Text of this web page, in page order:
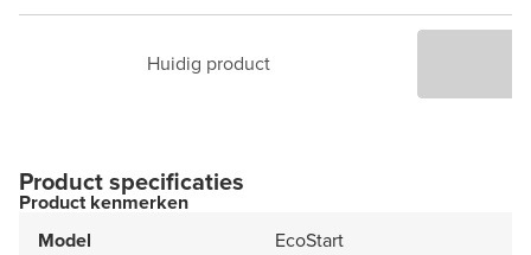
Huidig product
Product specificaties
Product kenmerken
Model
EcoStart